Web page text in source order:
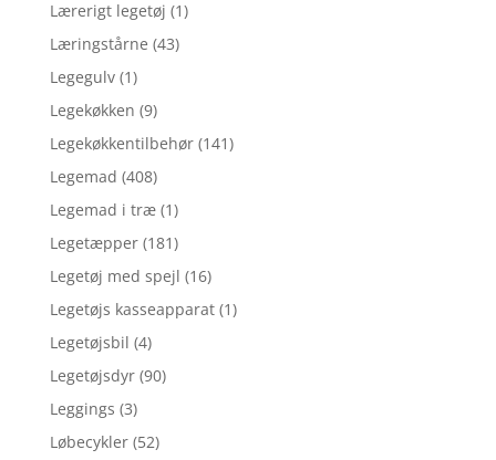
Lærerigt legetøj (1)
Læringstårne (43)
Legegulv (1)
Legekøkken (9)
Legekøkkentilbehør (141)
Legemad (408)
Legemad i træ (1)
Legetæpper (181)
Legetøj med spejl (16)
Legetøjs kasseapparat (1)
Legetøjsbil (4)
Legetøjsdyr (90)
Leggings (3)
Løbecykler (52)